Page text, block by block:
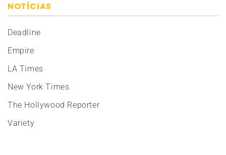
NOTÍCIAS
Deadline
Empire
LA Times
New York Times
The Hollywood Reporter
Variety